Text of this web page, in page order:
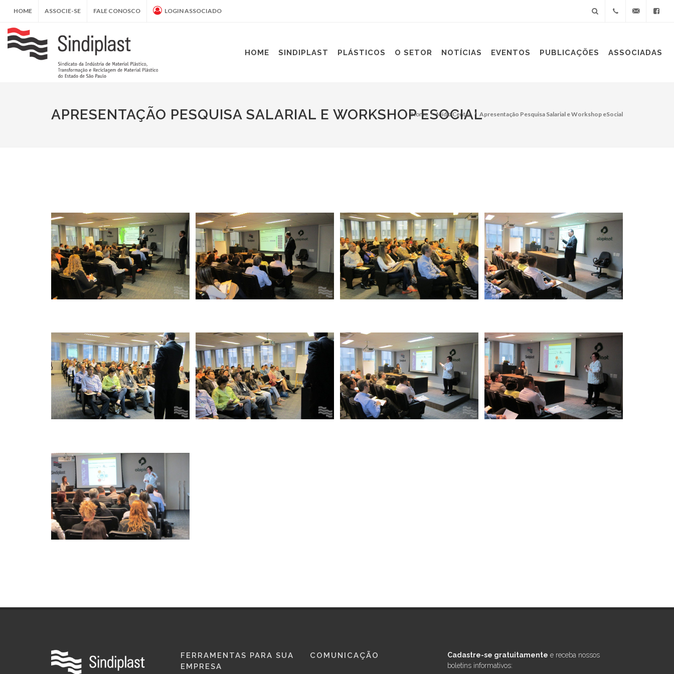
HOME ASSOCIE-SE FALE CONOSCO LOGIN ASSOCIADO
3060-
HOME SINDIPLAST PLÁSTICOS O SETOR NOTÍCIAS EVENTOS PUBLICAÇÕES ASSOCIADAS
APRESENTAÇÃO PESQUISA SALARIAL E WORKSHOP ESOCIAL
Home Mídia Center Apresentação Pesquisa Salarial e Workshop eSocial
FERRAMENTAS PARA SUA
EMPRESA
COMUNICAÇÃO Cadastre-se gratuitamente e receba nossos
boletins informativos: